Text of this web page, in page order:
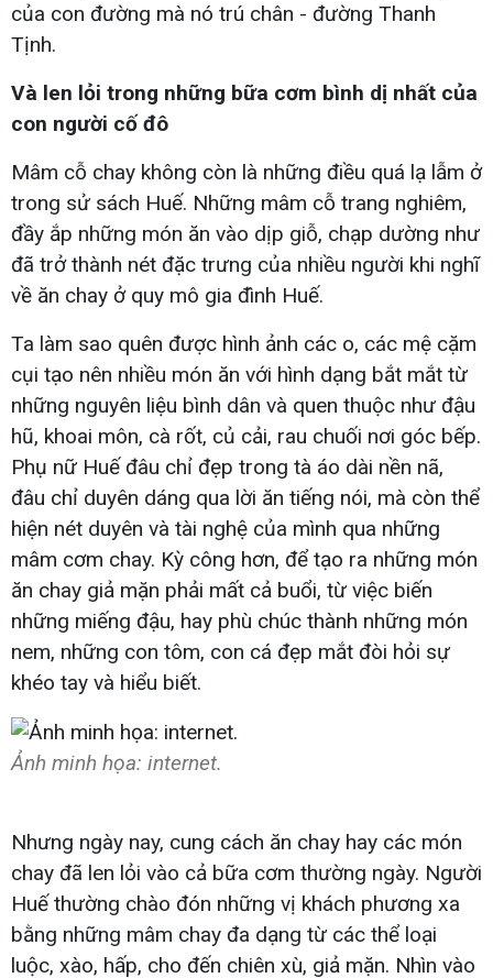
của con đường mà nó trú chân - đường Thanh
Tịnh.
Và len lỏi trong những bữa cơm bình dị nhất của
con người cố đô
Mâm cỗ chay không còn là những điều quá lạ lẫm ở
trong sử sách Huế. Những mâm cỗ trang nghiêm,
đầy ắp những món ăn vào dịp giỗ, chạp dường như
đã trở thành nét đặc trưng của nhiều người khi nghĩ
về ăn chay ở quy mô gia đình Huế.
Ta làm sao quên được hình ảnh các o, các mệ cặm
cụi tạo nên nhiều món ăn với hình dạng bắt mắt từ
những nguyên liệu bình dân và quen thuộc như đậu
hũ, khoai môn, cà rốt, củ cải, rau chuối nơi góc bếp.
Phụ nữ Huế đâu chỉ đẹp trong tà áo dài nền nã,
đâu chỉ duyên dáng qua lời ăn tiếng nói, mà còn thể
hiện nét duyên và tài nghệ của mình qua những
mâm cơm chay. Kỳ công hơn, để tạo ra những món
ăn chay giả mặn phải mất cả buổi, từ việc biến
những miếng đậu, hay phù chúc thành những món
nem, những con tôm, con cá đẹp mắt đòi hỏi sự
khéo tay và hiểu biết.
Ảnh minh họa: internet.
Nhưng ngày nay, cung cách ăn chay hay các món
chay đã len lỏi vào cả bữa cơm thường ngày. Người
Huế thường chào đón những vị khách phương xa
bằng những mâm chay đa dạng từ các thể loại
luộc, xào, hấp, cho đến chiên xù, giả mặn. Nhìn vào